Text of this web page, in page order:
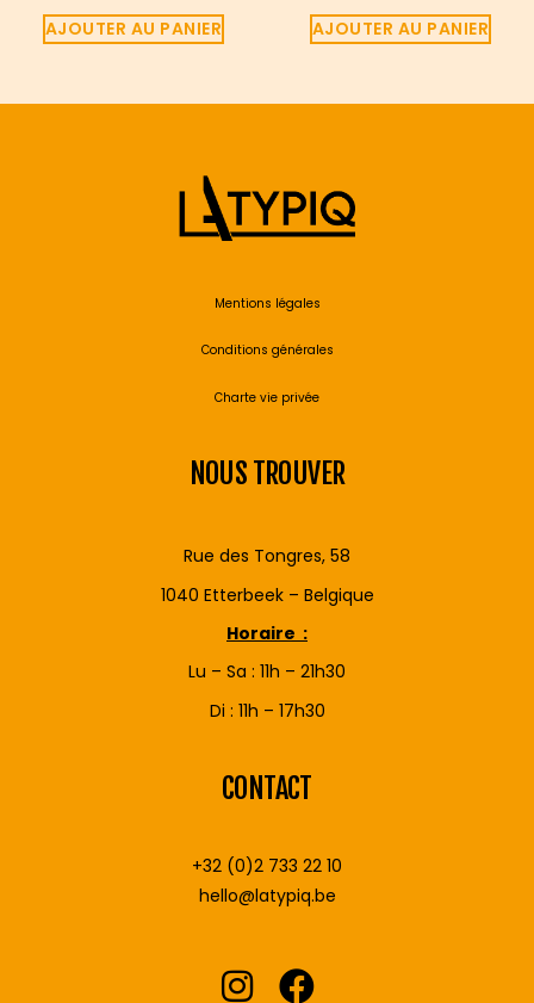
AJOUTER AU PANIER AJOUTER AU PANIER
Mentions légales
Conditions générales
Charte vie privée
NOUS TROUVER
Rue des Tongres, 58
1040 Etterbeek – Belgique
Horaire :
Lu – Sa : 11h – 21h30
Di : 11h – 17h30
CONTACT
+32 (0)2 733 22 10
hello@latypiq.be